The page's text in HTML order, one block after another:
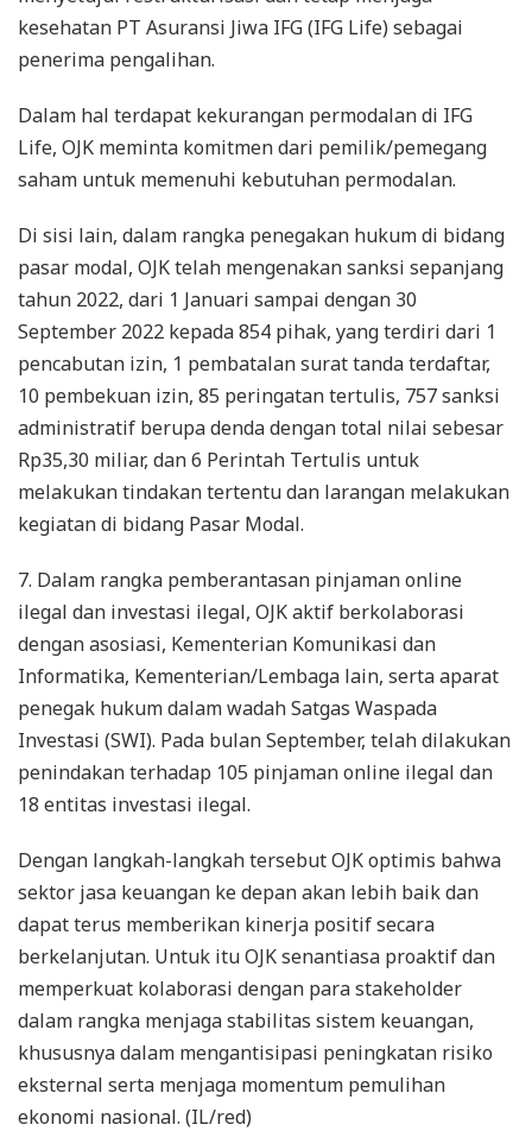
kesehatan PT Asuransi Jiwa IFG (IFG Life) sebagai
penerima pengalihan.
Dalam hal terdapat kekurangan permodalan di IFG
Life, OJK meminta komitmen dari pemilik/pemegang
saham untuk memenuhi kebutuhan permodalan.
Di sisi lain, dalam rangka penegakan hukum di bidang
pasar modal, OJK telah mengenakan sanksi sepanjang
tahun 2022, dari 1 Januari sampai dengan 30
September 2022 kepada 854 pihak, yang terdiri dari 1
pencabutan izin, 1 pembatalan surat tanda terdaftar,
10 pembekuan izin, 85 peringatan tertulis, 757 sanksi
administratif berupa denda dengan total nilai sebesar
Rp35,30 miliar, dan 6 Perintah Tertulis untuk
melakukan tindakan tertentu dan larangan melakukan
kegiatan di bidang Pasar Modal.
7. Dalam rangka pemberantasan pinjaman online
ilegal dan investasi ilegal, OJK aktif berkolaborasi
dengan asosiasi, Kementerian Komunikasi dan
Informatika, Kementerian/Lembaga lain, serta aparat
penegak hukum dalam wadah Satgas Waspada
Investasi (SWI). Pada bulan September, telah dilakukan
penindakan terhadap 105 pinjaman online ilegal dan
18 entitas investasi ilegal.
Dengan langkah-langkah tersebut OJK optimis bahwa
sektor jasa keuangan ke depan akan lebih baik dan
dapat terus memberikan kinerja positif secara
berkelanjutan. Untuk itu OJK senantiasa proaktif dan
memperkuat kolaborasi dengan para stakeholder
dalam rangka menjaga stabilitas sistem keuangan,
khususnya dalam mengantisipasi peningkatan risiko
eksternal serta menjaga momentum pemulihan
ekonomi nasional. (IL/red)